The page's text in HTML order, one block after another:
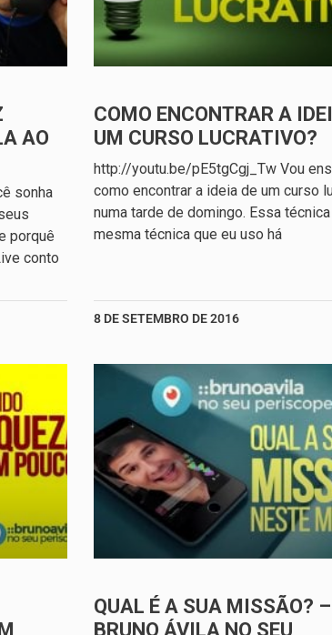
AO
sonha
porquê
conto
COMO ENCONTRAR A
UM CURSO LUCRATIVO?
http://youtu.be/pE5tgCgj_Tw Vou
como encontrar a ideia de um curso
numa tarde de domingo. Essa
mesma técnica que eu uso há
8 DE SETEMBRO DE 2016
QUAL É A SUA MISSÃO? –
BRUNO ÁVILA NO SEU